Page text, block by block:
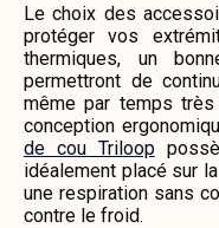
Le choix des
protéger vos
thermiques, un
permettront de
même par temps
conception
de cou Triloop
idéalement placé sur
une respiration sans
contre le froid.